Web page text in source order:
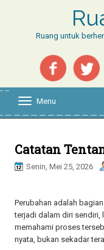
Ruang untuk
Menu
Catatan
Senin, Mei 25, 2026
Perubahan adalah
terjadi dalam diri sendiri,
memahami proses
nyata, bukan sekadar